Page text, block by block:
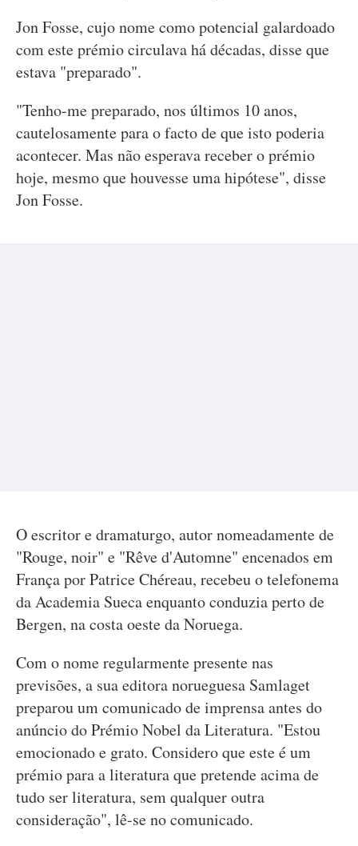
Jon Fosse, cujo nome como potencial galardoado
com este prémio circulava há décadas, disse que
estava "preparado".
"Tenho-me preparado, nos últimos 10 anos,
cautelosamente para o facto de que isto poderia
acontecer. Mas não esperava receber o prémio
hoje, mesmo que houvesse uma hipótese", disse
Jon Fosse.
O escritor e dramaturgo, autor nomeadamente de
"Rouge, noir" e "Rêve d'Automne" encenados em
França por Patrice Chéreau, recebeu o telefonema
da Academia Sueca enquanto conduzia perto de
Bergen, na costa oeste da Noruega.
Com o nome regularmente presente nas
previsões, a sua editora norueguesa Samlaget
preparou um comunicado de imprensa antes do
anúncio do Prémio Nobel da Literatura. "Estou
emocionado e grato. Considero que este é um
prémio para a literatura que pretende acima de
tudo ser literatura, sem qualquer outra
consideração", lê-se no comunicado.